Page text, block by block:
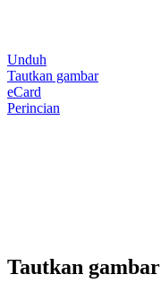
Unduh
Tautkan gambar
eCard
Perincian
Tautkan gambar